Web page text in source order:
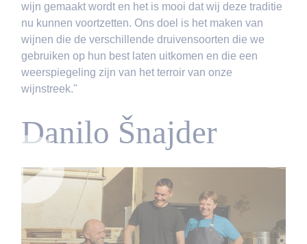
wijn gemaakt wordt en het is mooi dat wij deze traditie
nu kunnen voortzetten. Ons doel is het maken van
wijnen die de verschillende druivensoorten die we
gebruiken op hun best laten uitkomen en die een
weerspiegeling zijn van het terroir van onze
wijnstreek."
Danilo Šnajder